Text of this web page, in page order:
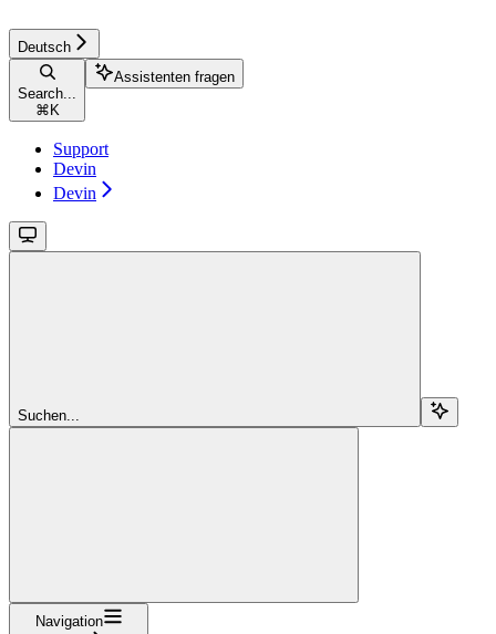
Deutsch
Search...
⌘ K
Assistenten fragen
Support
Devin
Devin
Suchen...
Navigation